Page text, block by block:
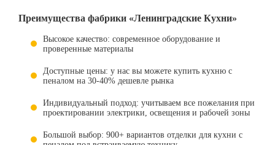
Преимущества фабрики «Ленинградские Кухни»
Высокое качество: современное оборудование и
проверенные материалы
Доступные цены: у нас вы можете купить кухню с
пеналом на 30-40% дешевле рынка
Индивидуальный подход: учитываем все пожелания при
проектировании электрики, освещения и рабочей зоны
Большой выбор: 900+ вариантов отделки для кухни с